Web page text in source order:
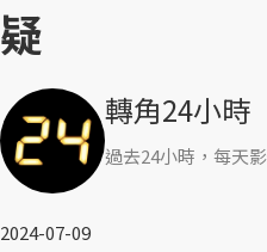
疑
轉角24小時
過去24小時，每天
2024-07-09